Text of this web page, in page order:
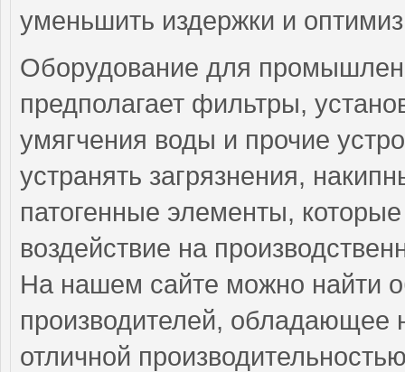
уменьшить издержки и
Оборудование для
предполагает фильтры,
умягчения воды и прочие
устранять загрязнения,
патогенные элементы,
воздействие на
На нашем сайте можно найти
производителей, обладающее
отличной